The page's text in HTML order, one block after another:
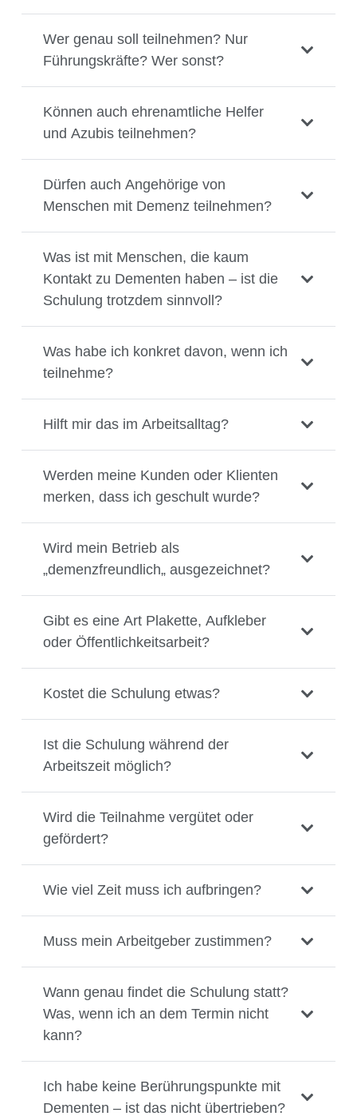
Wer genau soll teilnehmen? Nur
Führungskräfte? Wer sonst?
Können auch ehrenamtliche Helfer
und Azubis teilnehmen?
Dürfen auch Angehörige von
Menschen mit Demenz teilnehmen?
Was ist mit Menschen, die kaum
Kontakt zu Dementen haben – ist die
Schulung trotzdem sinnvoll?
Was habe ich konkret davon, wenn ich
teilnehme?
Hilft mir das im Arbeitsalltag?
Werden meine Kunden oder Klienten
merken, dass ich geschult wurde?
Wird mein Betrieb als
„demenzfreundlich„ ausgezeichnet?
Gibt es eine Art Plakette, Aufkleber
oder Öffentlichkeitsarbeit?
Kostet die Schulung etwas?
Ist die Schulung während der
Arbeitszeit möglich?
Wird die Teilnahme vergütet oder
gefördert?
Wie viel Zeit muss ich aufbringen?
Muss mein Arbeitgeber zustimmen?
Wann genau findet die Schulung statt?
Was, wenn ich an dem Termin nicht
kann?
Ich habe keine Berührungspunkte mit
Dementen – ist das nicht übertrieben?